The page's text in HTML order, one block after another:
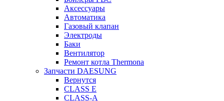
Аксессуары
Автоматика
Газовый клапан
Электроды
Баки
Вентилятор
Ремонт котла Thermona
Запчасти DAESUNG
Вернутся
CLASS E
CLASS-A